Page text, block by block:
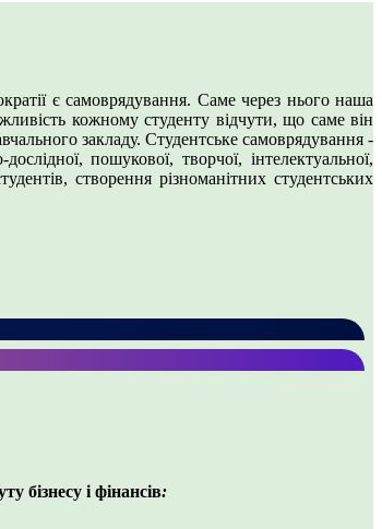
є самоврядування. Саме через нього наша
кожному студенту відчути, що саме він
закладу. Студентське самоврядування -
пошукової, творчої, інтелектуальної,
створення різноманітних студентських
бізнесу і фінансів: